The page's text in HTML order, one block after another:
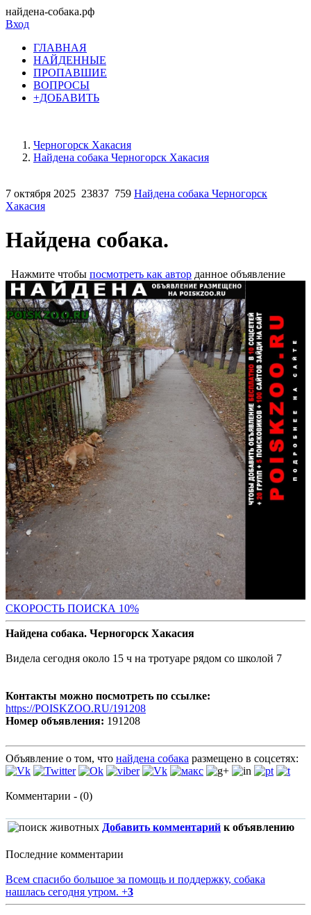
найдена-собака.рф
Вход
ГЛАВНАЯ
НАЙДЕННЫЕ
ПРОПАВШИЕ
ВОПРОСЫ
+ДОБАВИТЬ
Черногорск Хакасия
Найдена собака Черногорск Хакасия
7 октября 2025 23837 759 Найдена собака Черногорск
Хакасия
Найдена собака.
Нажмите чтобы посмотреть как автор данное объявление
СКОРОСТЬ ПОИСКА 10%
Найдена собака. Черногорск Хакасия
Видела сегодня около 15 ч на тротуаре рядом со школой 7
Контакты можно посмотреть по ссылке:
https://POISKZOO.RU/191208
Номер объявления: 191208
Объявление о том, что найдена собака размещено в соцсетях:
Комментарии - (0)
Добавить комментарий к объявлению
Последние комментарии
Всем спасибо большое за помощь и поддержку, собака
нашлась сегодня утром. +3